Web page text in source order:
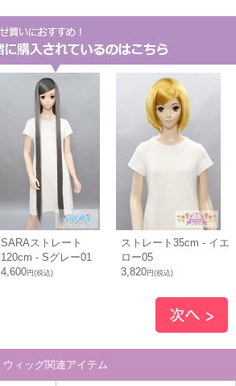
SARAストレート
120cm - Sグレー01
4,600円(税込)
ストレート35cm - イエ
ロー05
3,820円(税込)
ウィッグ関連アイテム